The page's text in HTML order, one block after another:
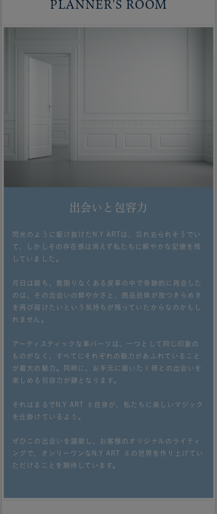
PLANNER'S ROOM
出会いと包容力
閃光のように駆け抜けたN.Y ARTは、忘れ去られそうでい
て、しかしその存在感は消えず私たちに鮮やかな記憶を残
していました。
月日は経ち、数限りなくある皮革の中で奇跡的に再会した
のは、その出会いの鮮やかさと、商品自体が放つきらめき
を再び届けたいという気持ちが残っていたからなのかもし
れません。
アーティスティックな革パーツは、一つとして同じ印象の
ものがなく、すべてにそれぞれの魅力があふれていること
が最大の魅力。同時に、お手元に届いた１冊との出会いを
楽しめる包容力が鍵となります。
それはまるでN.Y ART Ⅱ自身が、私たちに楽しいマジック
を仕掛けているよう。
ぜひこの出会いを謳歌し、お客様のオリジナルのライティ
ングで、オンリーワンなN.Y ART Ⅱの世界を作り上げてい
ただけることを期待しています。